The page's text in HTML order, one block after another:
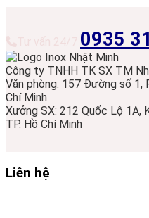
0935
Công ty TNHH TK SX TM
Văn phòng: 157 Đường số 1,
Chí Minh
Xưởng SX: 212 Quốc Lộ 1A,
TP. Hồ Chí Minh
Liên hệ